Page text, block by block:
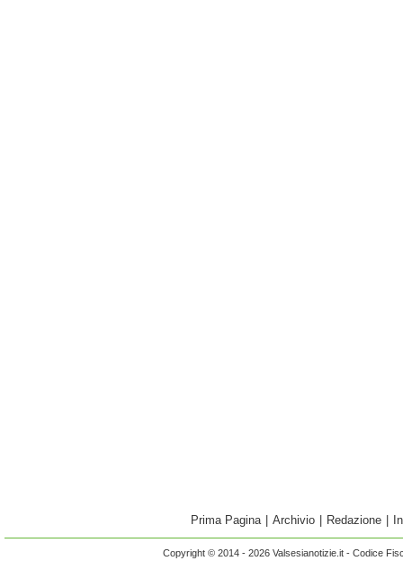
Prima Pagina Archivio Redazione
Copyright © 2014 - 2026 Valsesianotizie.it - Codice